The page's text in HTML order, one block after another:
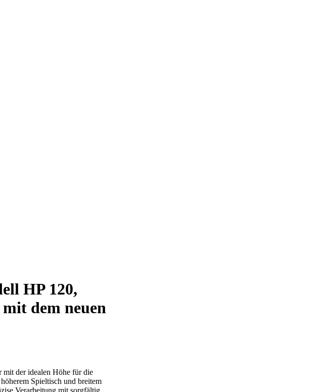
HP 120,
dem neuen
mit der idealen Höhe für die
Spieltisch und breitem
Verarbeitung mit sorgfältig